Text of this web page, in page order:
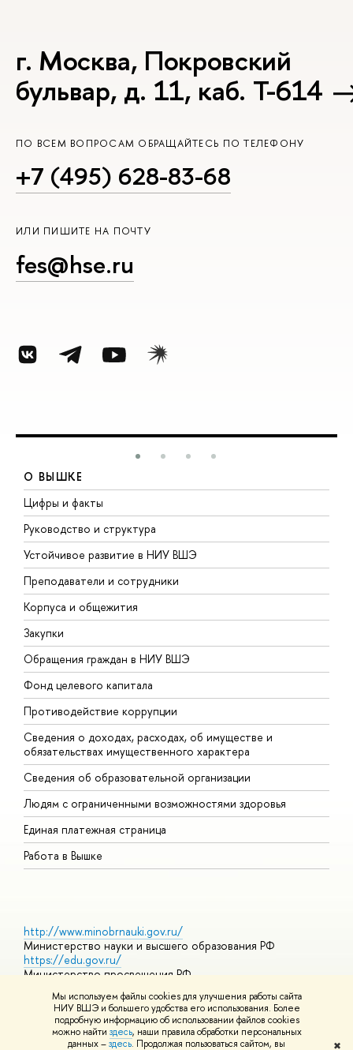
Мы используем файлы cookies для улучшения работы сайта
НИУ ВШЭ и большего удобства его использования. Более
подробную информацию об использовании файлов cookies
можно найти здесь, наши правила обработки персональных
данных –здесь. Продолжая пользоваться сайтом, вы
✖
г. Москва, Покровский
бульвар, д. 11, каб. Т-614
ПО ВСЕМ ВОПРОСАМ ОБРАЩАЙТЕСЬ ПО ТЕЛЕФОНУ
+7 (495) 628-83-68
ИЛИ ПИШИТЕ НА ПОЧТУ
fes@hse.ru
О ВЫШКЕ
Цифры и факты
Руководство и структура
Устойчивое развитие в НИУ ВШЭ
Преподаватели и сотрудники
Корпуса и общежития
Закупки
Обращения граждан в НИУ ВШЭ
Фонд целевого капитала
Противодействие коррупции
Сведения о доходах, расходах, об имуществе и
обязательствах имущественного характера
Сведения об образовательной организации
Людям с ограниченными возможностями здоровья
Единая платежная страница
Работа в Вышке
http://www.minobrnauki.gov.ru/
Министерство науки и высшего образования РФ
https://edu.gov.ru/
Министерство просвещения РФ
Массовые открытые онлайн-курсы